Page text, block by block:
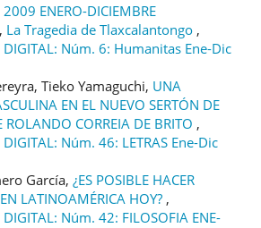
ENERO-DICIEMBRE
La Tragedia de Tlaxcalantongo ,
DIGITAL: Núm. 6: Humanitas Ene-Dic
Tieko Yamaguchi, UNA
EN EL NUEVO SERTÓN DE
ROLANDO CORREIA DE BRITO ,
Núm. 46: LETRAS Ene-Dic
García, ¿ES POSIBLE HACER
LATINOAMÉRICA HOY? ,
Núm. 42: FILOSOFIA ENE-